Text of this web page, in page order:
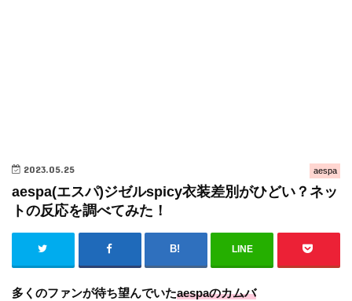
aespa
2023.05.25
aespa(エスパ)ジゼルspicy衣装差別がひどい？ネッ
トの反応を調べてみた！
LINE
多くのファンが待ち望んでいたaespaのカムバ